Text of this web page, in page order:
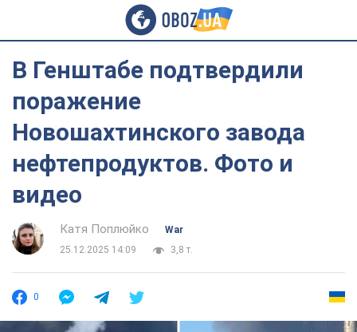
В Генштабе подтвердили
поражение
Новошахтинского завода
нефтепродуктов. Фото и
видео
Катя Поплюйко
War
25.12.2025 14:09
3,8 т.
0